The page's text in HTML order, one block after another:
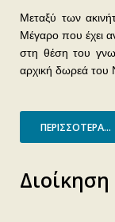
Μεταξύ των
Μέγαρο που έχει
στη θέση του
αρχική δωρεά του
ΠΕΡΙΣΣΌΤΕΡΑ...
Διοίκηση